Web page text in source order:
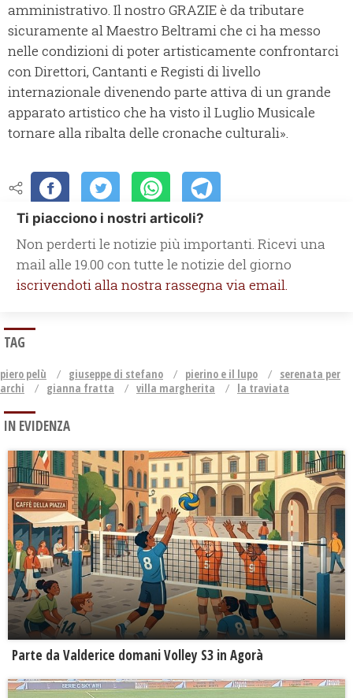
amministrativo. Il nostro GRAZIE è da tributare
sicuramente al Maestro Beltrami che ci ha messo
nelle condizioni di poter artisticamente confrontarci
con Direttori, Cantanti e Registi di livello
internazionale divenendo parte attiva di un grande
apparato artistico che ha visto il Luglio Musicale
tornare alla ribalta delle cronache culturali».
Ti piacciono i nostri articoli?
Non perderti le notizie più importanti. Ricevi una
mail alle 19.00 con tutte le notizie del giorno
iscrivendoti alla nostra rassegna via email.
TAG
piero pelù giuseppe di stefano pierino e il lupo
serenata per
archi
gianna fratta villa margherita la traviata
IN EVIDENZA
Parte da Valderice domani Volley S3 in Agorà